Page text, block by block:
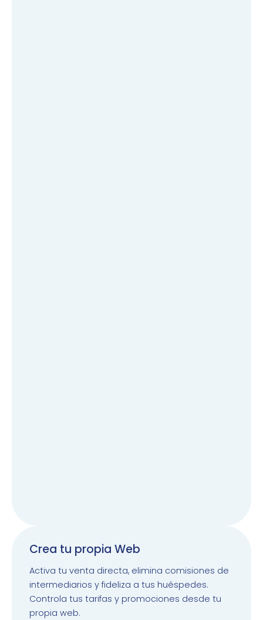
Crea tu propia Web
Activa tu venta directa, elimina comisiones de
intermediarios y fideliza a tus huéspedes.
Controla tus tarifas y promociones desde tu
propia web.